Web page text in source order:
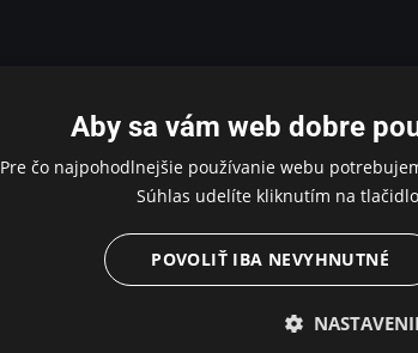
Aby sa vám web dobre
Pre čo najpohodlnejšie používanie webu
Súhlas udelíte kliknutím na
POVOLIŤ IBA NEVYHNUTNÉ